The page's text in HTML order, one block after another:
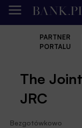
PARTNER
PORTALU
The
JRC
Bezgotówkowo